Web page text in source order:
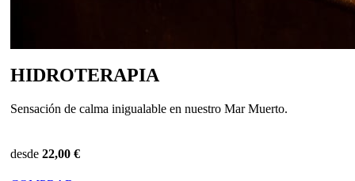
HIDROTERAPIA
Sensación de calma inigualable en nuestro Mar Muerto.
desde 22,00 €